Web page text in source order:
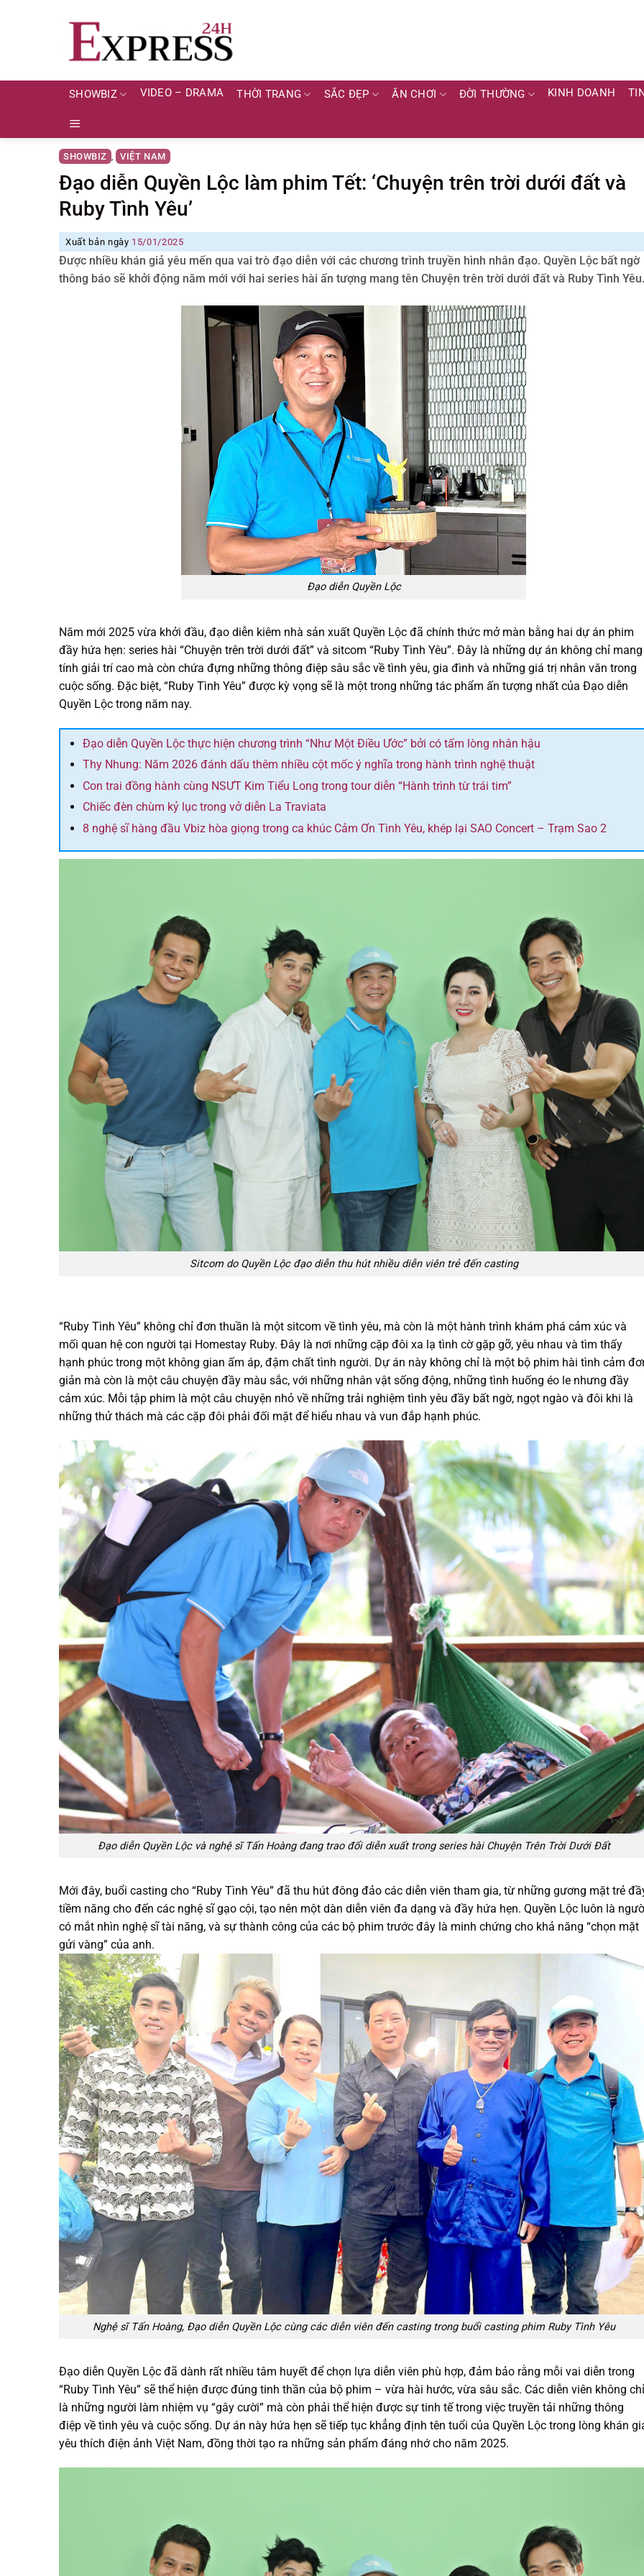
SHOWBIZ VIDEO – DRAMA THỜI TRANG SẮC ĐẸP ĂN CHƠI ĐỜI THƯỜNG KINH DOANH
SHOWBIZ , VIỆT NAM
Đạo diễn Quyền Lộc làm phim Tết: ‘Chuyện trên trời dưới đất và
Ruby Tình Yêu’
Xuất bản ngày 15/01/2025
Được nhiều khán giả yêu mến qua vai trò đạo diễn với các chương trình truyền hình nhân đạo. Quyền Lộc bất ngờ
thông báo sẽ khởi động năm mới với hai series hài ấn tượng mang tên Chuyện trên trời dưới đất và Ruby Tình Yêu.
Đạo diễn Quyền Lộc
Năm mới 2025 vừa khởi đầu, đạo diễn kiêm nhà sản xuất Quyền Lộc đã chính thức mở màn bằng hai dự án phim
đầy hứa hẹn: series hài “Chuyện trên trời dưới đất” và sitcom “Ruby Tình Yêu”. Đây là những dự án không chỉ mang
tính giải trí cao mà còn chứa đựng những thông điệp sâu sắc về tình yêu, gia đình và những giá trị nhân văn trong
cuộc sống. Đặc biệt, “Ruby Tình Yêu” được kỳ vọng sẽ là một trong những tác phẩm ấn tượng nhất của Đạo diễn
Quyền Lộc trong năm nay.
Đạo diễn Quyền Lộc thực hiện chương trình “Như Một Điều Ước” bởi có tấm lòng nhân hậu
Thy Nhung: Năm 2026 đánh dấu thêm nhiều cột mốc ý nghĩa trong hành trình nghệ thuật
Con trai đồng hành cùng NSƯT Kim Tiểu Long trong tour diễn “Hành trình từ trái tim”
Chiếc đèn chùm kỷ lục trong vở diễn La Traviata
8 nghệ sĩ hàng đầu Vbiz hòa giọng trong ca khúc Cảm Ơn Tình Yêu, khép lại SAO Concert – Trạm Sao 2
Sitcom do Quyền Lộc đạo diễn thu hút nhiều diễn viên trẻ đến casting
“Ruby Tình Yêu” không chỉ đơn thuần là một sitcom về tình yêu, mà còn là một hành trình khám phá cảm xúc và
mối quan hệ con người tại Homestay Ruby. Đây là nơi những cặp đôi xa lạ tình cờ gặp gỡ, yêu nhau và tìm thấy
hạnh phúc trong một không gian ấm áp, đậm chất tình người. Dự án này không chỉ là một bộ phim hài tình cảm
giản mà còn là một câu chuyện đầy màu sắc, với những nhân vật sống động, những tình huống éo le nhưng đầy
cảm xúc. Mỗi tập phim là một câu chuyện nhỏ về những trải nghiệm tình yêu đầy bất ngờ, ngọt ngào và đôi khi là
những thử thách mà các cặp đôi phải đối mặt để hiểu nhau và vun đắp hạnh phúc.
Đạo diễn Quyền Lộc và nghệ sĩ Tấn Hoàng đang trao đổi diễn xuất trong series hài Chuyện Trên Trời Dưới Đất
Mới đây, buổi casting cho “Ruby Tình Yêu” đã thu hút đông đảo các diễn viên tham gia, từ những gương mặt trẻ
tiềm năng cho đến các nghệ sĩ gạo cội, tạo nên một dàn diễn viên đa dạng và đầy hứa hẹn. Quyền Lộc luôn là
có mắt nhìn nghệ sĩ tài năng, và sự thành công của các bộ phim trước đây là minh chứng cho khả năng “chọn mặt
gửi vàng” của anh.
Nghệ sĩ Tấn Hoàng, Đạo diễn Quyền Lộc cùng các diễn viên đến casting trong buổi casting phim Ruby Tình Yêu
Đạo diễn Quyền Lộc đã dành rất nhiều tâm huyết để chọn lựa diễn viên phù hợp, đảm bảo rằng mỗi vai diễn trong
“Ruby Tình Yêu” sẽ thể hiện được đúng tinh thần của bộ phim – vừa hài hước, vừa sâu sắc. Các diễn viên không chỉ
là những người làm nhiệm vụ “gây cười” mà còn phải thể hiện được sự tinh tế trong việc truyền tải những thông
điệp về tình yêu và cuộc sống. Dự án này hứa hẹn sẽ tiếp tục khẳng định tên tuổi của Quyền Lộc trong lòng khán
yêu thích điện ảnh Việt Nam, đồng thời tạo ra những sản phẩm đáng nhớ cho năm 2025.